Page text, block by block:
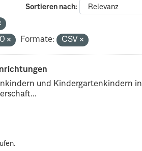
Sortieren nach
Formate: CSV
und Kindergartenkindern in